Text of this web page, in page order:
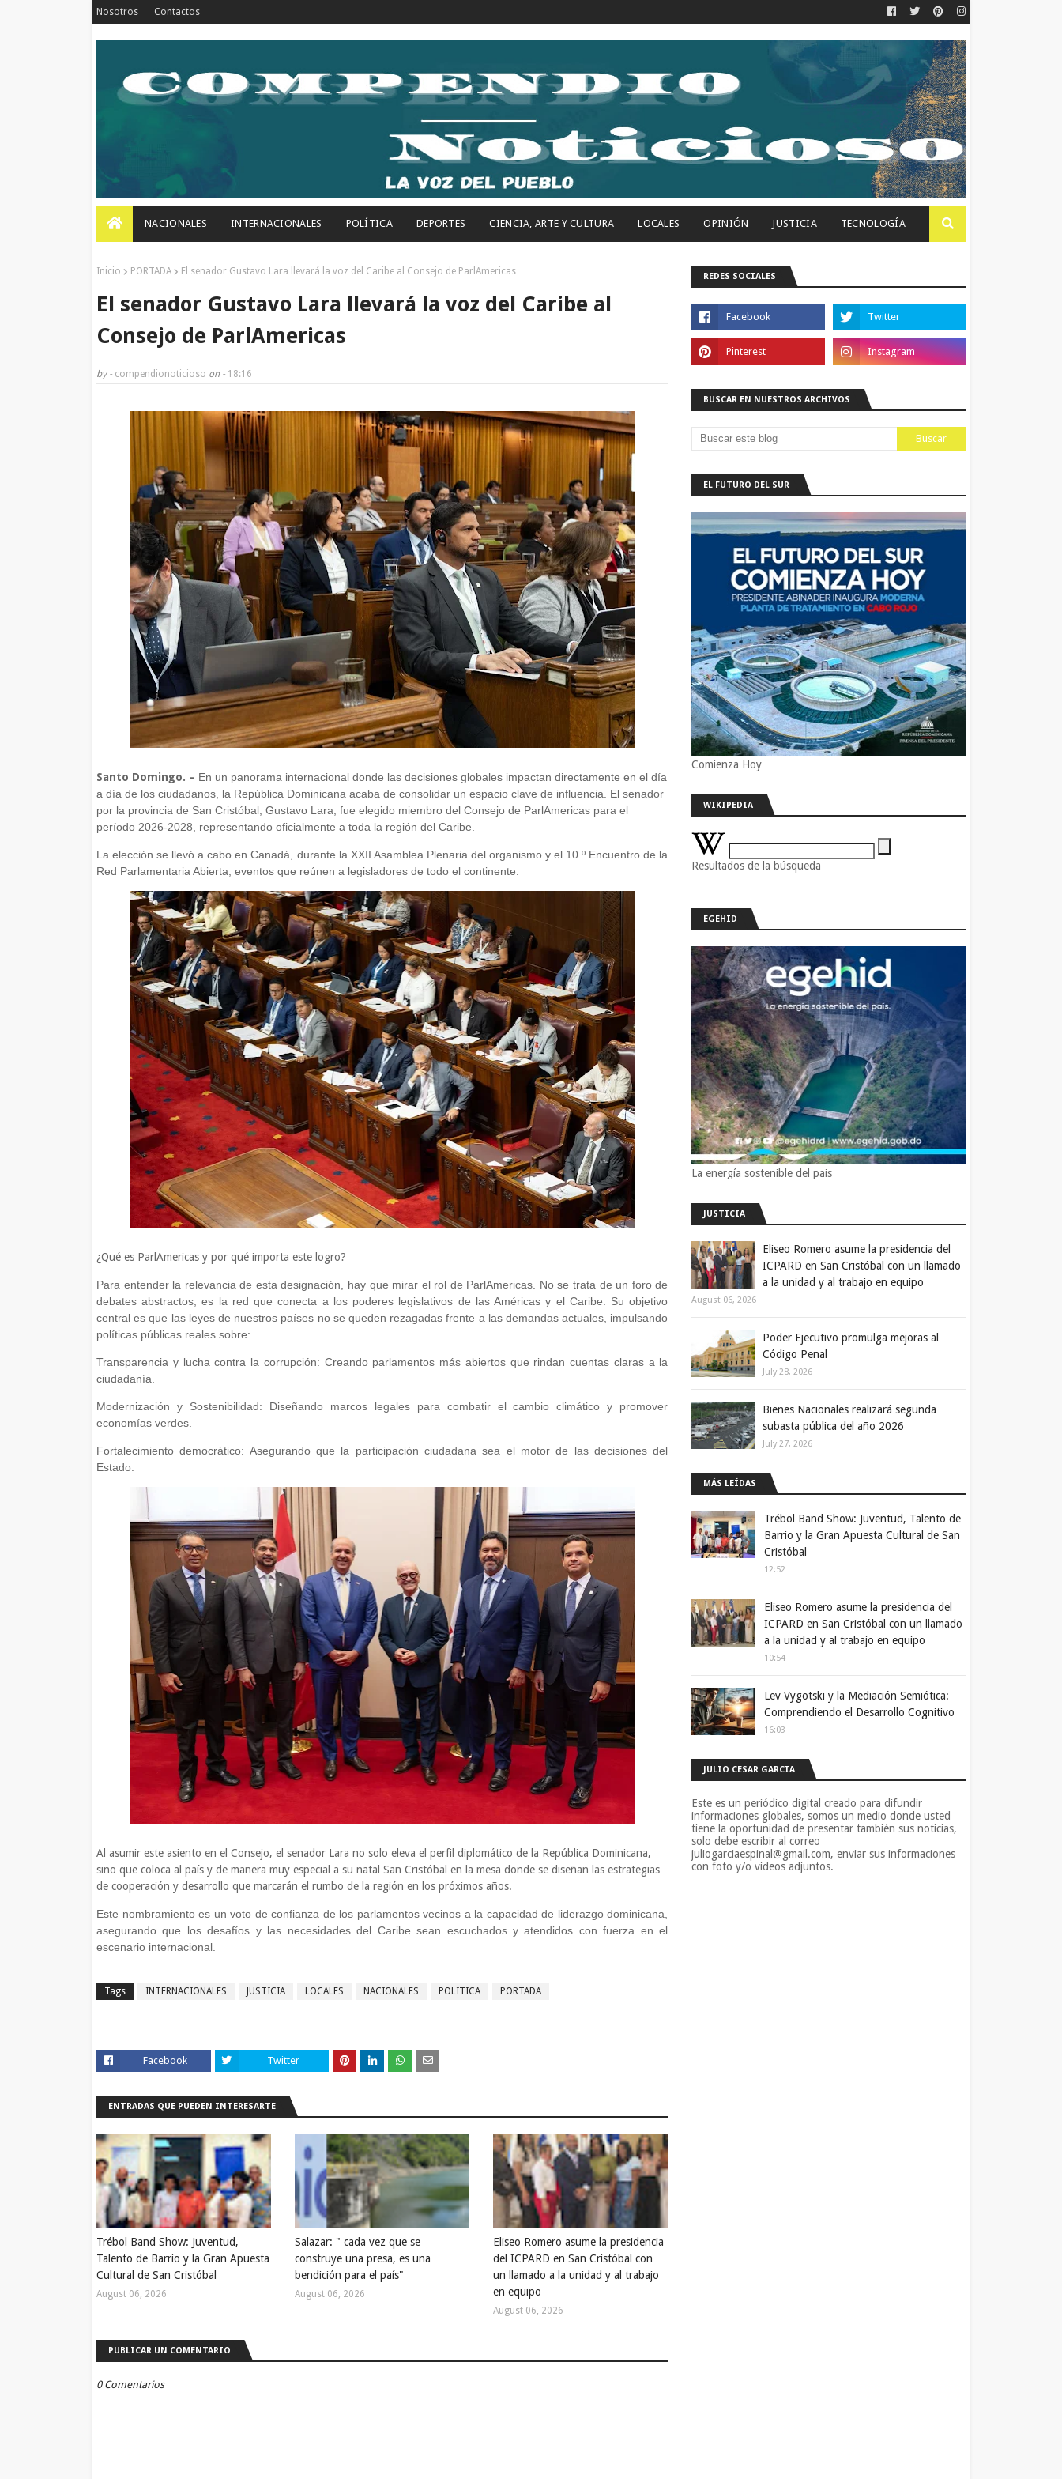
Nosotros Contactos
NACIONALES INTERNACIONALES POLÍTICA DEPORTES CIENCIA, ARTE Y CULTURA LOCALES OPINIÓN JUSTICIA TECNOLOGÍA
Inicio PORTADA El senador Gustavo Lara llevará la voz del Caribe al Consejo de ParlAmericas
El senador Gustavo Lara llevará la voz del Caribe al
Consejo de ParlAmericas
by - compendionoticioso on - 18:16
Santo Domingo. – En un panorama internacional donde las decisiones globales impactan directamente en el día
a día de los ciudadanos, la República Dominicana acaba de consolidar un espacio clave de influencia. El senador
por la provincia de San Cristóbal, Gustavo Lara, fue elegido miembro del Consejo de ParlAmericas para el
período 2026-2028, representando oficialmente a toda la región del Caribe.
La elección se llevó a cabo en Canadá, durante la XXII Asamblea Plenaria del organismo y el 10.º Encuentro de la
Red Parlamentaria Abierta, eventos que reúnen a legisladores de todo el continente.
¿Qué es ParlAmericas y por qué importa este logro?
Para entender la relevancia de esta designación, hay que mirar el rol de ParlAmericas. No se trata de un foro de
debates abstractos; es la red que conecta a los poderes legislativos de las Américas y el Caribe. Su objetivo
central es que las leyes de nuestros países no se queden rezagadas frente a las demandas actuales, impulsando
políticas públicas reales sobre:
Transparencia y lucha contra la corrupción: Creando parlamentos más abiertos que rindan cuentas claras a la
ciudadanía.
Modernización y Sostenibilidad: Diseñando marcos legales para combatir el cambio climático y promover
economías verdes.
Fortalecimiento democrático: Asegurando que la participación ciudadana sea el motor de las decisiones del
Estado.
Al asumir este asiento en el Consejo, el senador Lara no solo eleva el perfil diplomático de la República Dominicana,
sino que coloca al país y de manera muy especial a su natal San Cristóbal en la mesa donde se diseñan las estrategias
de cooperación y desarrollo que marcarán el rumbo de la región en los próximos años.
Este nombramiento es un voto de confianza de los parlamentos vecinos a la capacidad de liderazgo dominicana,
asegurando que los desafíos y las necesidades del Caribe sean escuchados y atendidos con fuerza en el
escenario internacional.
Tags INTERNACIONALES JUSTICIA LOCALES NACIONALES POLITICA PORTADA
Facebook Twitter
ENTRADAS QUE PUEDEN INTERESARTE
Trébol Band Show: Juventud,
Talento de Barrio y la Gran Apuesta
Cultural de San Cristóbal
August 06, 2026
Salazar: " cada vez que se
construye una presa, es una
bendición para el país"
August 06, 2026
Eliseo Romero asume la presidencia
del ICPARD en San Cristóbal con
un llamado a la unidad y al trabajo
en equipo
August 06, 2026
PUBLICAR UN COMENTARIO
0 Comentarios
REDES SOCIALES
BUSCAR EN NUESTROS ARCHIVOS
EL FUTURO DEL SUR
Comienza Hoy
WIKIPEDIA
Resultados de la búsqueda
EGEHID
La energía sostenible del pais
JUSTICIA
Eliseo Romero asume la presidencia del
ICPARD en San Cristóbal con un llamado
a la unidad y al trabajo en equipo
August 06, 2026
Poder Ejecutivo promulga mejoras al
Código Penal
July 28, 2026
Bienes Nacionales realizará segunda
subasta pública del año 2026
July 27, 2026
MÁS LEÍDAS
Trébol Band Show: Juventud, Talento de
Barrio y la Gran Apuesta Cultural de San
Cristóbal
12:52
Eliseo Romero asume la presidencia del
ICPARD en San Cristóbal con un llamado
a la unidad y al trabajo en equipo
10:54
Lev Vygotski y la Mediación Semiótica:
Comprendiendo el Desarrollo Cognitivo
16:03
JULIO CESAR GARCIA
Este es un periódico digital creado para difundir
informaciones globales, somos un medio donde usted
tiene la oportunidad de presentar también sus noticias,
solo debe escribir al correo
juliogarciaespinal@gmail.com, enviar sus informaciones
con foto y/o videos adjuntos.